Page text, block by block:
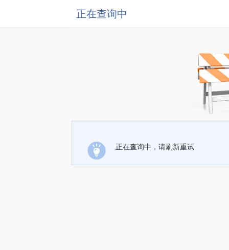
正在查询中
正在查询中，请刷新重试